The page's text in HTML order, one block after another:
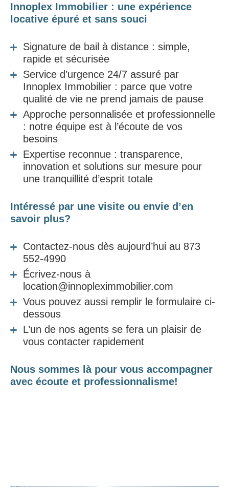
Innoplex Immobilier : une expérience
locative épuré et sans souci
Signature de bail à distance : simple,
rapide et sécurisée
Service d’urgence 24/7 assuré par
Innoplex Immobilier : parce que votre
qualité de vie ne prend jamais de pause
Approche personnalisée et professionnelle
: notre équipe est à l’écoute de vos
besoins
Expertise reconnue : transparence,
innovation et solutions sur mesure pour
une tranquillité d’esprit totale
Intéressé par une visite ou envie d’en
savoir plus?
Contactez-nous dès aujourd’hui au 873
552-4990
Écrivez-nous à
location@innopleximmobilier.com
Vous pouvez aussi remplir le formulaire ci-
dessous
L’un de nos agents se fera un plaisir de
vous contacter rapidement
Nous sommes là pour vous accompagner
avec écoute et professionnalisme!